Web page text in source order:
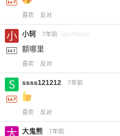
喜欢 反对
小轲 7年前 via iPhone
额哪里
喜欢 反对
ssss121212 7年前
喜欢 反对
大鬼熊 7年前